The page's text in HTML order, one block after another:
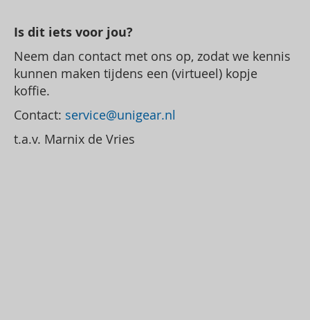
Is dit iets voor jou?
Neem dan contact met ons op, zodat we kennis
kunnen maken tijdens een (virtueel) kopje
koffie.
Contact: service@unigear.nl
t.a.v. Marnix de Vries